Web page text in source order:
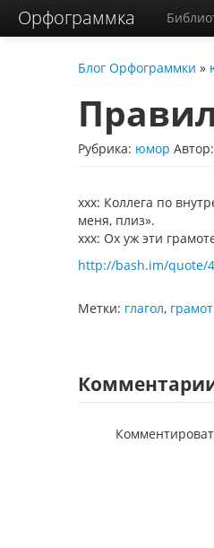
Орфограммка
Блог Орфограммки »
Рубрика: юмор Автор:
xxx: Коллега по
меня, плиз».
xxx: Ох уж эти
http://bash.im/quote/
Метки: глагол,